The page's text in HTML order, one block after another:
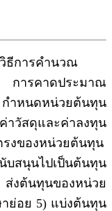
ธีการคำนวณ
การคาดประมาณ
ำหนดหน่วยต้นทุน
วัสดุและค่าลงทุน
รงของหน่วยต้นทุน
สนุนไปเป็นต้นทุน
ต้นทุนของหน่วย
ย่อย 5) แบ่งต้นทุน